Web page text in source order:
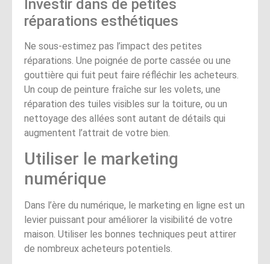
Investir dans de petites
réparations esthétiques
Ne sous-estimez pas l’impact des petites
réparations. Une poignée de porte cassée ou une
gouttière qui fuit peut faire réfléchir les acheteurs.
Un coup de peinture fraîche sur les volets, une
réparation des tuiles visibles sur la toiture, ou un
nettoyage des allées sont autant de détails qui
augmentent l’attrait de votre bien.
Utiliser le marketing
numérique
Dans l’ère du numérique, le marketing en ligne est un
levier puissant pour améliorer la visibilité de votre
maison. Utiliser les bonnes techniques peut attirer
de nombreux acheteurs potentiels.